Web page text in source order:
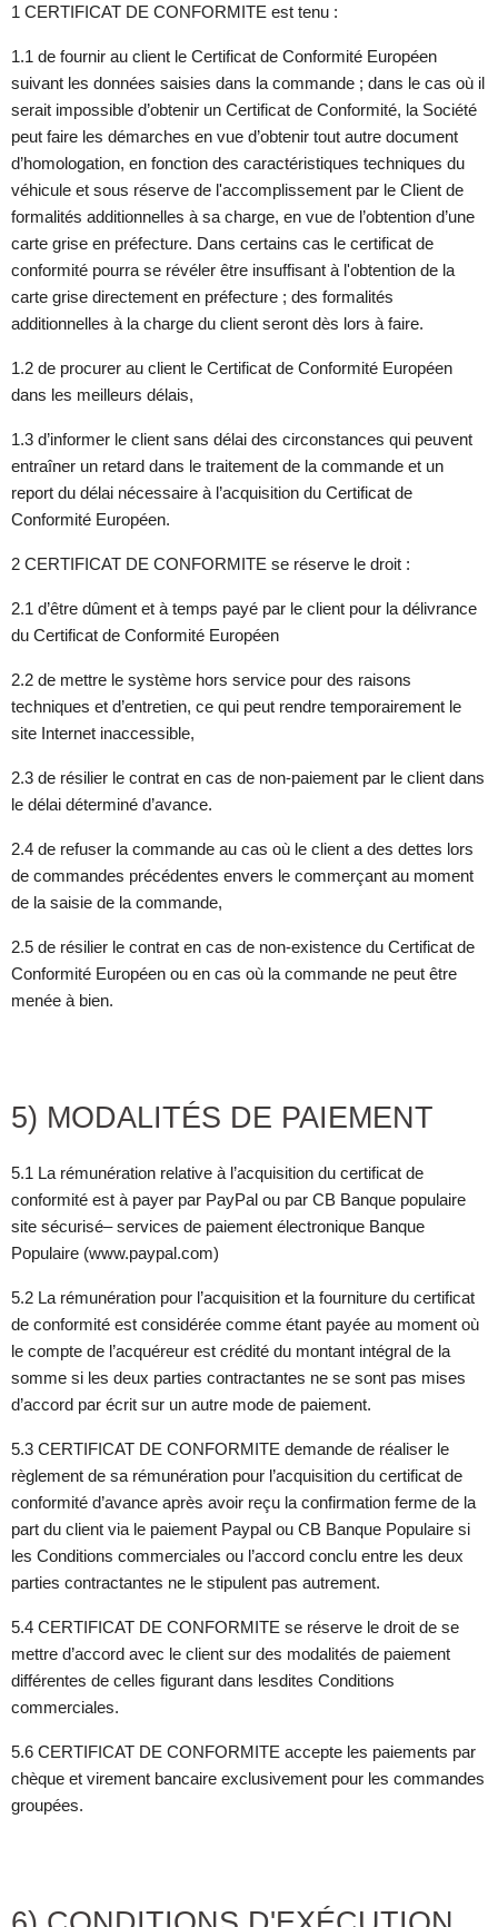
1 CERTIFICAT DE CONFORMITE est tenu :
1.1 de fournir au client le Certificat de Conformité Européen
suivant les données saisies dans la commande ; dans le cas où il
serait impossible d’obtenir un Certificat de Conformité, la Société
peut faire les démarches en vue d’obtenir tout autre document
d’homologation, en fonction des caractéristiques techniques du
véhicule et sous réserve de l'accomplissement par le Client de
formalités additionnelles à sa charge, en vue de l’obtention d’une
carte grise en préfecture. Dans certains cas le certificat de
conformité pourra se révéler être insuffisant à l'obtention de la
carte grise directement en préfecture ; des formalités
additionnelles à la charge du client seront dès lors à faire.
1.2 de procurer au client le Certificat de Conformité Européen
dans les meilleurs délais,
1.3 d’informer le client sans délai des circonstances qui peuvent
entraîner un retard dans le traitement de la commande et un
report du délai nécessaire à l’acquisition du Certificat de
Conformité Européen.
2 CERTIFICAT DE CONFORMITE se réserve le droit :
2.1 d’être dûment et à temps payé par le client pour la délivrance
du Certificat de Conformité Européen
2.2 de mettre le système hors service pour des raisons
techniques et d’entretien, ce qui peut rendre temporairement le
site Internet inaccessible,
2.3 de résilier le contrat en cas de non-paiement par le client dans
le délai déterminé d’avance.
2.4 de refuser la commande au cas où le client a des dettes lors
de commandes précédentes envers le commerçant au moment
de la saisie de la commande,
2.5 de résilier le contrat en cas de non-existence du Certificat de
Conformité Européen ou en cas où la commande ne peut être
menée à bien.
5) MODALITÉS DE PAIEMENT
5.1 La rémunération relative à l’acquisition du certificat de
conformité est à payer par PayPal ou par CB Banque populaire
site sécurisé– services de paiement électronique Banque
Populaire (www.paypal.com)
5.2 La rémunération pour l’acquisition et la fourniture du certificat
de conformité est considérée comme étant payée au moment où
le compte de l’acquéreur est crédité du montant intégral de la
somme si les deux parties contractantes ne se sont pas mises
d’accord par écrit sur un autre mode de paiement.
5.3 CERTIFICAT DE CONFORMITE demande de réaliser le
règlement de sa rémunération pour l’acquisition du certificat de
conformité d’avance après avoir reçu la confirmation ferme de la
part du client via le paiement Paypal ou CB Banque Populaire si
les Conditions commerciales ou l’accord conclu entre les deux
parties contractantes ne le stipulent pas autrement.
5.4 CERTIFICAT DE CONFORMITE se réserve le droit de se
mettre d’accord avec le client sur des modalités de paiement
différentes de celles figurant dans lesdites Conditions
commerciales.
5.6 CERTIFICAT DE CONFORMITE accepte les paiements par
chèque et virement bancaire exclusivement pour les commandes
groupées.